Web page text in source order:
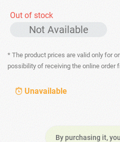
* The product prices are valid only for
possibility of receiving the online order
Unavailable
By purchasing it,
Out of stock
Not Available